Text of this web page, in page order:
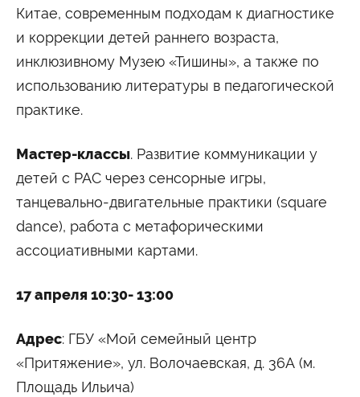
Китае, современным подходам к диагностике
и коррекции детей раннего возраста,
инклюзивному Музею «Тишины», а также по
использованию литературы в педагогической
практике.
Мастер-классы. Развитие коммуникации у
детей с РАС через сенсорные игры,
танцевально-двигательные практики (square
dance), работа с метафорическими
ассоциативными картами.
17 апреля 10:30- 13:00
Адрес: ГБУ «Мой семейный центр
«Притяжение», ул. Волочаевская, д. 36А (м.
Площадь Ильича)